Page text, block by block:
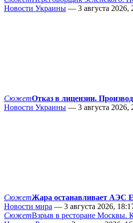
Новости Украины — 3 августа 2026,
СюжетОтказ в лицензии.
Новости Украины — 3 августа 2026,
СюжетЖара останавливает АЭС
Новости мира — 3 августа 2026,
СюжетВзрыв в ресторане Москвы.